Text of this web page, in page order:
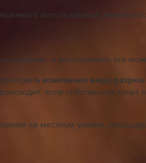
и использовать его
изменение вида
если собственник хочет
на местном уровне,